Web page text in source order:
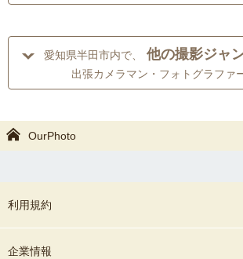
愛知県半田市内で、 他の撮影ジャ
出張カメラマン・フォトグラファ
OurPhoto
利用規約
企業情報